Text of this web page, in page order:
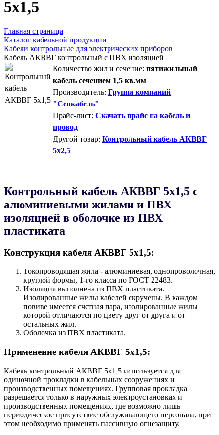
5х1,5
Главная страница
Каталог кабельной продукции
Кабели контрольные для электрических приборов
Кабель АКВВГ контрольный с ПВХ изоляцией
Количество жил и сечение: пятижильный
кабель сечением 1,5 кв.мм
Производитель: Группа компаний
"Севкабель"
Прайс-лист: Скачать прайс на кабель и
провод
Другой товар: Контрольный кабель АКВВГ
5х2,5
Контрольный кабель AКВВГ 5х1,5 с
алюминиевыми жилами и ПВХ
изоляцией в оболочке из ПВХ
пластиката
Конструкция кабеля AКВВГ 5х1,5:
Токопроводящая жила - алюминиевая, однопроволочная,
круглой формы, 1-го класса по ГОСТ 22483.
Изоляция выполнена из ПВХ пластиката.
Изолированные жилы кабелей скручены. В каждом
повиве имеется счетная пара, изолированные жилы
которой отличаются по цвету друг от друга и от
остальных жил.
Оболочка из ПВХ пластиката.
Применение кабеля AКВВГ 5х1,5:
Кабель контрольный AКВВГ 5х1,5 используется для
одиночной прокладки в кабельных сооружениях и
производственных помещениях. Групповая прокладка
разрешается только в наружных электроустановках и
производственных помещениях, где возможно лишь
периодическое присутствие обслуживающего персонала, при
этом необходимо применять пассивную огнезащиту.